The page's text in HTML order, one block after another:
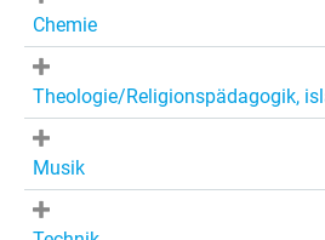
Chemie
Theologie/Religionspädagogik,
Musik